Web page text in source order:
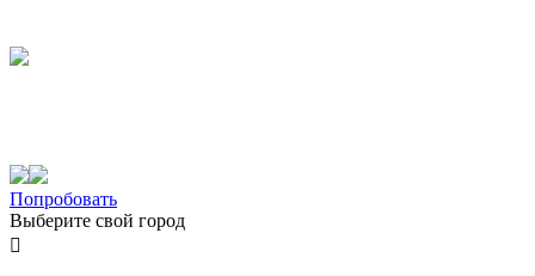
Попробовать
Выберите свой город
